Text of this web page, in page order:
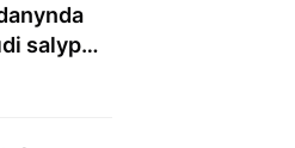
salyp